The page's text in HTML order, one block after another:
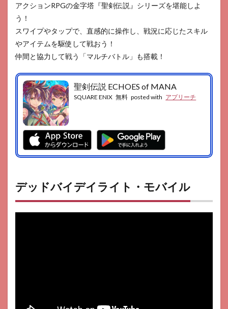
アクションRPGの金字塔『聖剣伝説』シリーズを堪能しよ
う！
スワイプやタップで、直感的に操作し、戦況に応じたスキル
やアイテムを駆使して戦おう！
仲間と協力して戦う「マルチバトル」も搭載！
聖剣伝説 ECHOES of MANA
SQUARE ENIX 無料 posted with アプリーチ
デッドバイデイライト・モバイル